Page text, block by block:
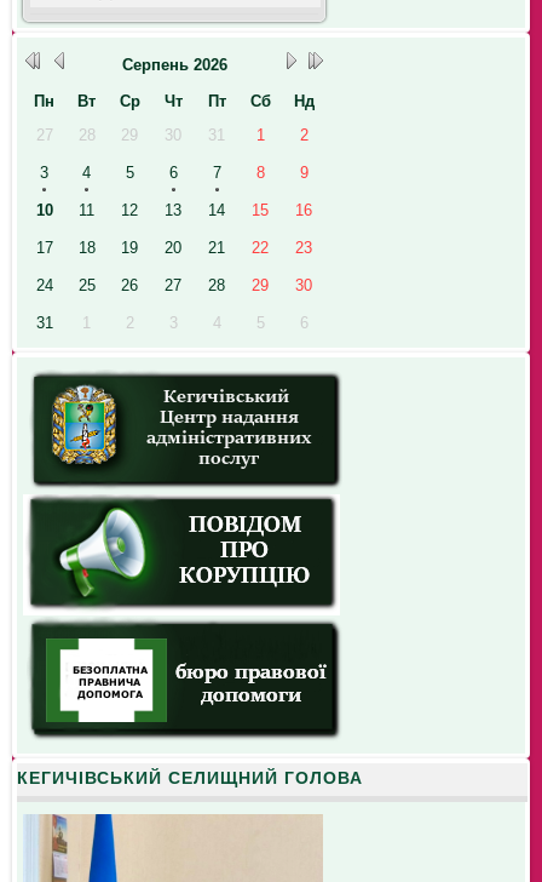
Серпень 2026
Пн
Вт Ср Чт Пт Сб
Нд
27
28 29 30 31 1 2
3 4 5 6 7 8 9
10 11 12 13 14 15 16
17 18 19 20 21 22 23
24 25 26 27 28 29 30
31 1 2 3 4 5 6
КЕГИЧІВСЬКИЙ СЕЛИЩНИЙ ГОЛОВА